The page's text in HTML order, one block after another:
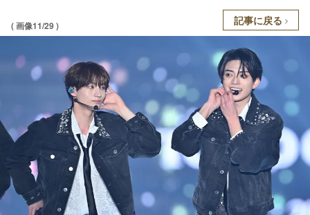
( 画像11/29 ) 記事に戻る